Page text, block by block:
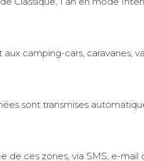
camping-cars, caravanes,
sont transmises
de ces zones, via SMS, e-mail